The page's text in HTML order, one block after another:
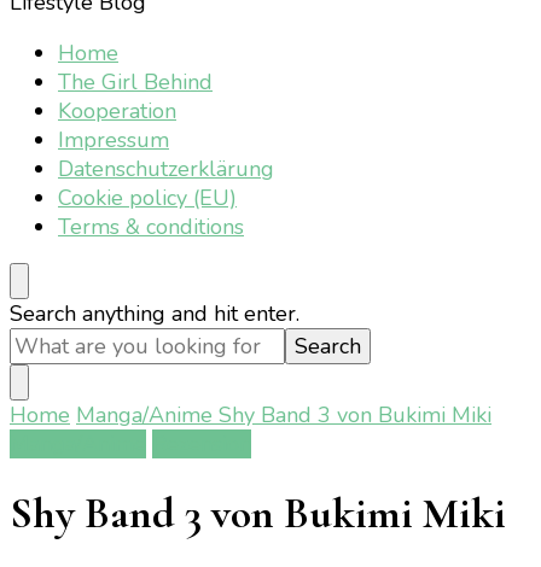
Home
The Girl Behind
Kooperation
Impressum
Datenschutzerklärung
Cookie policy (EU)
Terms & conditions
Looking
for
Something?
Search anything and hit enter.
Home Manga/Anime Shy Band 3 von Bukimi Miki
Shy Band 3 von Bukimi Miki